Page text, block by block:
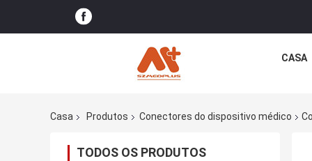
CASA
Casa Produtos Conectores do dispositivo médico
TODOS OS PRODUTOS